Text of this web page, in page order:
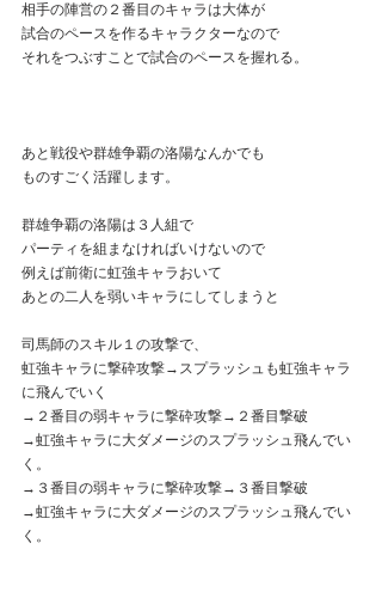
相手の陣営の２番目のキャラは大体が
試合のペースを作るキャラクターなので
それをつぶすことで試合のペースを握れる。
あと戦役や群雄争覇の洛陽なんかでも
ものすごく活躍します。
群雄争覇の洛陽は３人組で
パーティを組まなければいけないので
例えば前衛に虹強キャラおいて
あとの二人を弱いキャラにしてしまうと
司馬師のスキル１の攻撃で、
虹強キャラに撃砕攻撃→スプラッシュも虹強キャラ
に飛んでいく
→２番目の弱キャラに撃砕攻撃→２番目撃破
→虹強キャラに大ダメージのスプラッシュ飛んでい
く。
→３番目の弱キャラに撃砕攻撃→３番目撃破
→虹強キャラに大ダメージのスプラッシュ飛んでい
く。